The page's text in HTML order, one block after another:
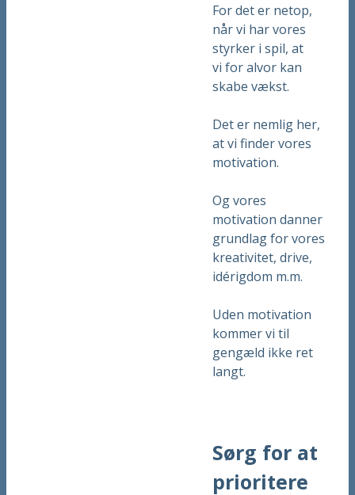
For det er netop,
når vi har vores
styrker i spil, at
vi for alvor kan
skabe vækst.
Det er nemlig her,
at vi finder vores
motivation.
Og vores
motivation danner
grundlag for vores
kreativitet, drive,
idérigdom m.m.
Uden motivation
kommer vi til
gengæld ikke ret
langt.
Sørg for at
prioritere